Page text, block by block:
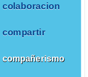
colaboracion
compartir
compañerismo